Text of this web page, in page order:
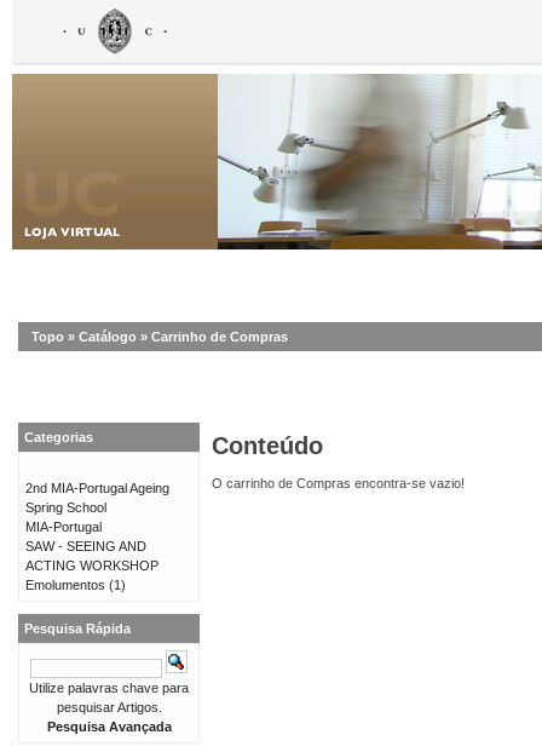
Topo » Catálogo » Carrinho de Compras
Conteúdo
O carrinho de Compras encontra-se vazio!
Categorias
2nd MIA-Portugal Ageing
Spring School
MIA-Portugal
SAW - SEEING AND
ACTING WORKSHOP
Emolumentos (1)
Pesquisa Rápida
Utilize palavras chave para
pesquisar Artigos.
Pesquisa Avançada